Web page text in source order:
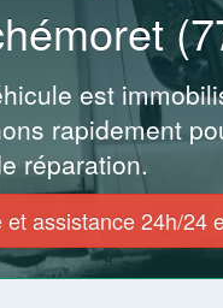
est
rapidement
réparation.
et assistance 24h/24